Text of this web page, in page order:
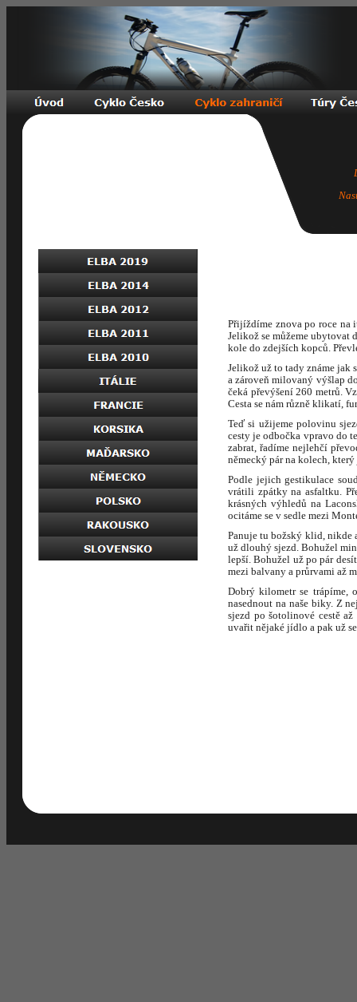
Přijíždíme znova po roce na
Jelikož se můžeme ubytovat
kole do zdejších kopců.
Jelikož už to tady známe jak
a zároveň milovaný výšlap
čeká převýšení 260 metrů.
Cesta se nám různě klikatí,
Teď si užijeme polovinu
cesty je odbočka vpravo do
zabrat, řadíme nejlehčí
německý pár na kolech,
Podle jejich gestikulace
vrátili zpátky na asfaltku.
krásných výhledů na
ocitáme se v sedle mezi
Panuje tu božský klid, nikde
už dlouhý sjezd. Bohužel
lepší. Bohužel už po pár
mezi balvany a průrvami až
Dobrý kilometr se trápíme,
nasednout na naše biky. Z
sjezd po šotolinové cestě
uvařit nějaké jídlo a pak už